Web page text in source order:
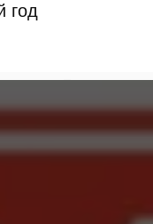
год